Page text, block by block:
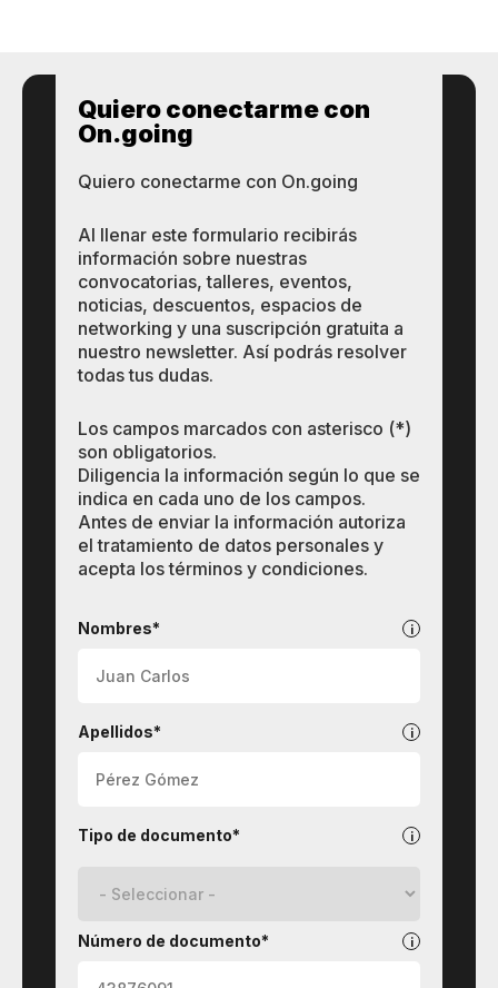
Quiero conectarme con
On.going
Quiero conectarme con On.going
Al llenar este formulario recibirás
información sobre nuestras
convocatorias, talleres, eventos,
noticias, descuentos, espacios de
networking y una suscripción gratuita a
nuestro newsletter. Así podrás resolver
todas tus dudas.
Los campos marcados con asterisco (*)
son obligatorios.
Diligencia la información según lo que se
indica en cada uno de los campos.
Antes de enviar la información autoriza
el tratamiento de datos personales y
acepta los términos y condiciones.
conectarme
con
Nombres*
Apellidos*
Tipo de documento*
Número de documento*